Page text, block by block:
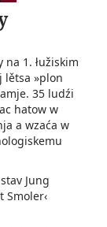
na 1. łužiskim
lětsa »plon
35 ludźi
hatow w
a wzaća w
Jung
Smoler‹